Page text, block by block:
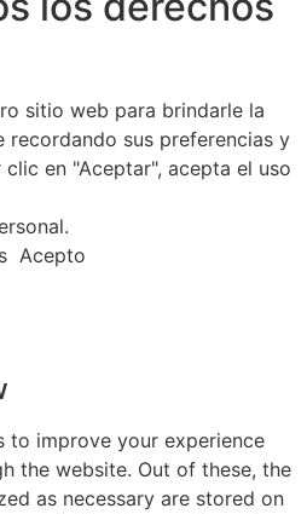
sitio web para brindarle la
recordando sus preferencias y
en "Aceptar", acepta el uso
.
Acepto
to improve your experience
the website. Out of these, the
as necessary are stored on